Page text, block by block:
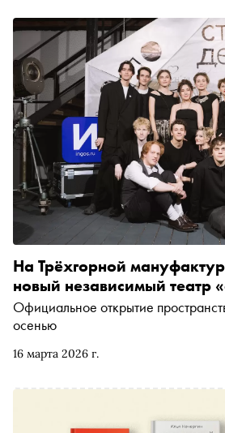
16 марта 2026 г.
На Трёхгорной
новый независимый театр
Официальное открытие
осенью